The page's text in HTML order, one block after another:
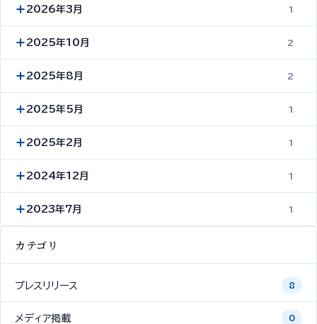
2026年3月 1
2025年10月 2
2025年8月 2
2025年5月 1
2025年2月 1
2024年12月 1
2023年7月 1
カテゴリ
プレスリリース 8
メディア掲載 0